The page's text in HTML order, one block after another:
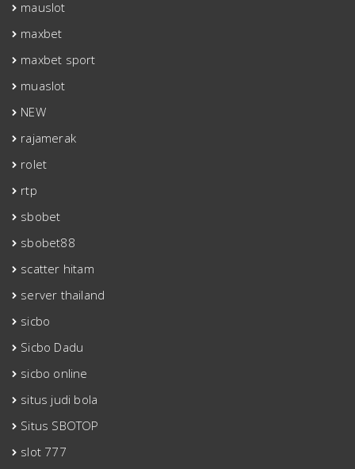
mauslot
maxbet
maxbet sport
muaslot
NEW
rajamerak
rolet
rtp
sbobet
sbobet88
scatter hitam
server thailand
sicbo
Sicbo Dadu
sicbo online
situs judi bola
Situs SBOTOP
slot 777